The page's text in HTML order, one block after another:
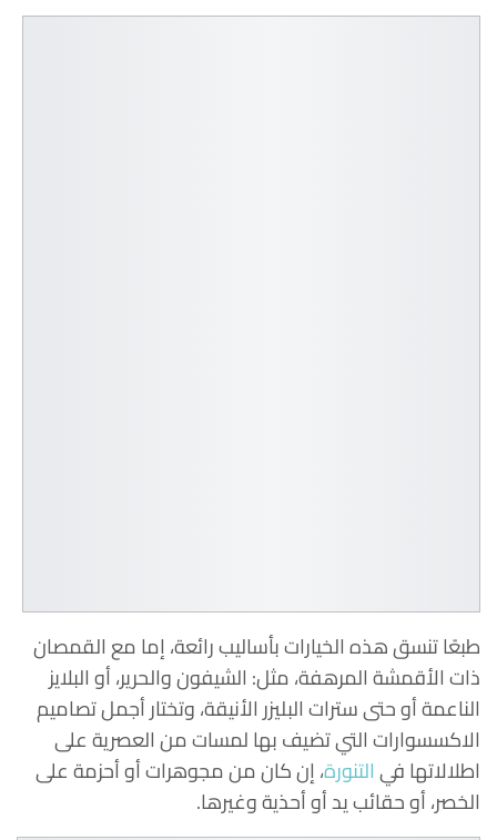
طبعًا تنسق هذه الخيارات بأساليب رائعة، إما مع القمصان
ذات الأقمشة المرهفة، مثل: الشيفون والحرير، أو البلايز
الناعمة أو حتى سترات البليزر الأنيقة، وتختار أجمل تصاميم
الاكسسوارات التي تضيف بها لمسات من العصرية على
اطلالاتها فيالتنورة، إن كان من مجوهرات أو أحزمة على
الخصر، أو حقائب يد أو أحذية وغيرها.